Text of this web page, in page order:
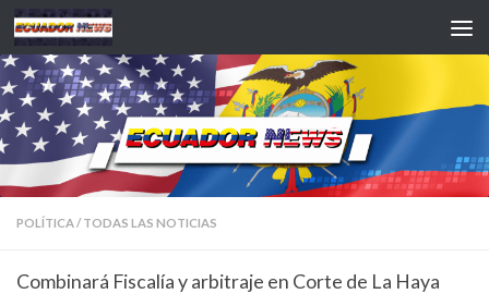
Saltar al contenido
POLÍTICA/ TODAS LAS NOTICIAS
Combinará Fiscalía y arbitraje en Corte de La Haya